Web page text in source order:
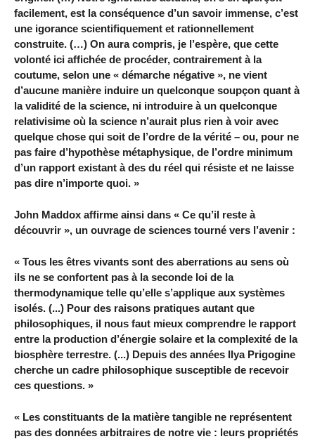
facilement, est la conséquence d’un savoir immense, c’est
une igorance scientifiquement et rationnellement
construite. (…) On aura compris, je l’espère, que cette
volonté ici affichée de procéder, contrairement à la
coutume, selon une « démarche négative », ne vient
d’aucune manière induire un quelconque soupçon quant à
la validité de la science, ni introduire à un quelconque
relativisime où la science n’aurait plus rien à voir avec
quelque chose qui soit de l’ordre de la vérité – ou, pour ne
pas faire d’hypothèse métaphysique, de l’ordre minimum
d’un rapport existant à des du réel qui résiste et ne laisse
pas dire n’importe quoi. »
John Maddox affirme ainsi dans « Ce qu’il reste à
découvrir », un ouvrage de sciences tourné vers l’avenir :
« Tous les êtres vivants sont des aberrations au sens où
ils ne se confortent pas à la seconde loi de la
thermodynamique telle qu’elle s’applique aux systèmes
isolés. (...) Pour des raisons pratiques autant que
philosophiques, il nous faut mieux comprendre le rapport
entre la production d’énergie solaire et la complexité de la
biosphère terrestre. (...) Depuis des années Ilya Prigogine
cherche un cadre philosophique susceptible de recevoir
ces questions. »
« Les constituants de la matière tangible ne représentent
pas des données arbitraires de notre vie : leurs propriétés